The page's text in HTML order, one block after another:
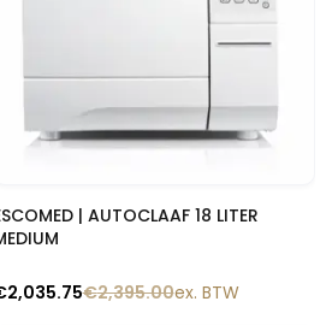
Snelle blik
| AUTOCLAAF 18 LITER
€2,395.00
2,035.75 ex. BTW